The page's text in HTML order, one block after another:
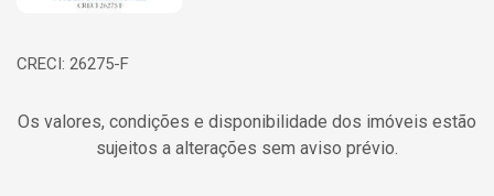
CRECI: 26275-F
Os valores, condições e disponibilidade dos imóveis estão
sujeitos a alterações sem aviso prévio.